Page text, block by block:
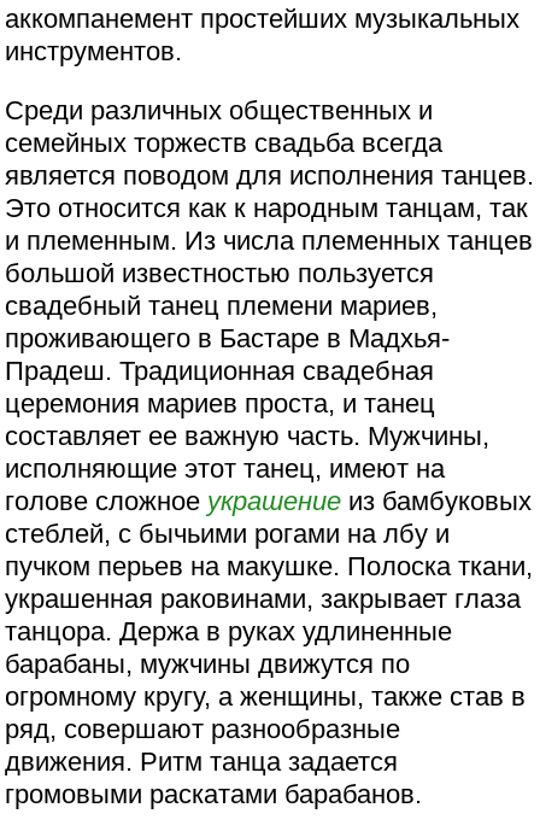
аккомпанемент простейших музыкальных
инструментов.
Среди различных общественных и
семейных торжеств свадьба всегда
является поводом для исполнения танцев.
Это относится как к народным танцам, так
и племенным. Из числа племенных танцев
большой известностью пользуется
свадебный танец племени мариев,
проживающего в Бастаре в Мадхья-
Прадеш. Традиционная свадебная
церемония мариев проста, и танец
составляет ее важную часть. Мужчины,
исполняющие этот танец, имеют на
голове сложное украшение из бамбуковых
стеблей, с бычьими рогами на лбу и
пучком перьев на макушке. Полоска ткани,
украшенная раковинами, закрывает глаза
танцора. Держа в руках удлиненные
барабаны, мужчины движутся по
огромному кругу, а женщины, также став в
ряд, совершают разнообразные
движения. Ритм танца задается
громовыми раскатами барабанов.